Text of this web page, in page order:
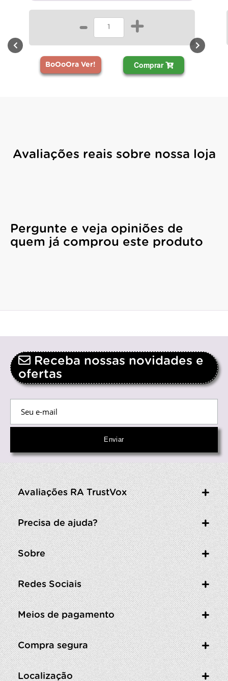
- +
BoOoOra Ver! Comprar
Avaliações reais sobre nossa loja
Pergunte e veja opiniões de
quem já comprou este produto
Receba nossas novidades e
ofertas
Avaliações RA TrustVox
Precisa de ajuda?
Sobre
Redes Sociais
Meios de pagamento
Compra segura
Localização